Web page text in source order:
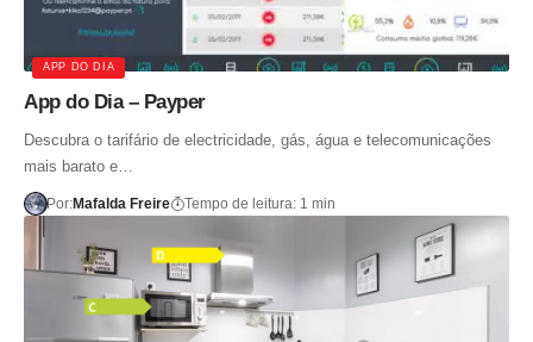
APP DO DIA
App do Dia – Payper
Descubra o tarifário de electricidade, gás, água e telecomunicações
mais barato e…
Por:Mafalda Freire Tempo de leitura: 1 min